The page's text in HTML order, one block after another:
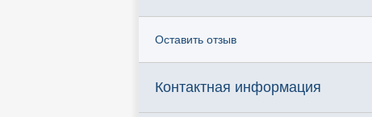
Оставить отзыв
Контактная информация